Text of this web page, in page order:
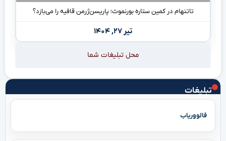
تبلیغات
فالووریاب
تاتنهام در کمین ستاره بورنموث؛ پاریسن‌ژرمن قافیه را می‌بازد؟
تیر ۲۷, ۱۴۰۴
محل تبلیغات شما